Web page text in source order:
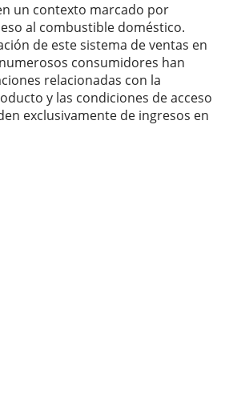
un contexto marcado por
al combustible doméstico.
de este sistema de ventas en
consumidores han
relacionadas con la
y las condiciones de acceso
exclusivamente de ingresos en